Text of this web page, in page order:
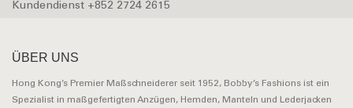
Kundendienst +852 2724 2615
ÜBER UNS
Hong Kong’s Premier Maßschneiderer seit 1952, Bobby’s Fashions ist ein
Spezialist in maßgefertigten Anzügen, Hemden, Manteln und Lederjacken